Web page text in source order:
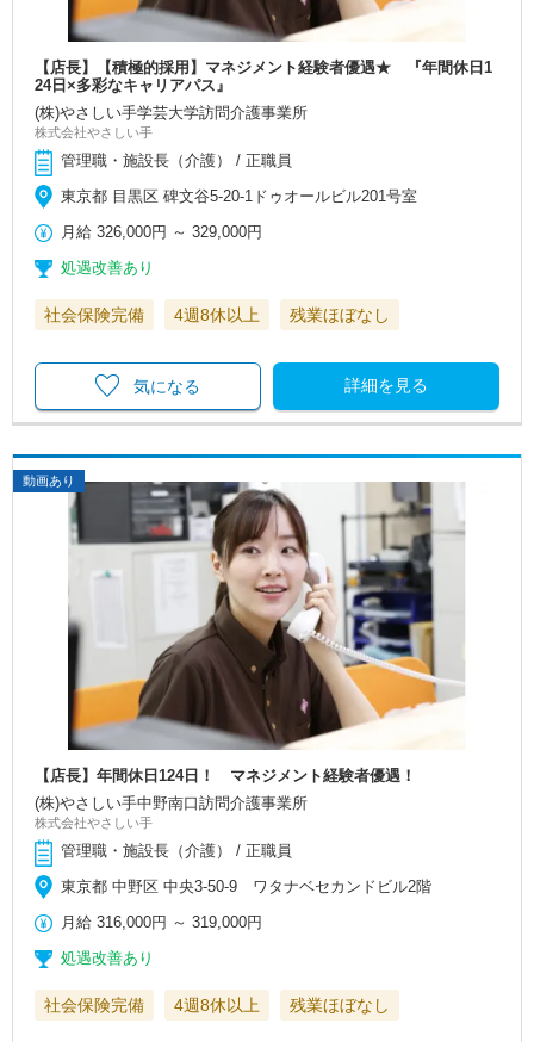
【店長】【積極的採用】マネジメント経験者優遇★ 『年間休日1
24日×多彩なキャリアパス』
(株)やさしい手学芸大学訪問介護事業所
株式会社やさしい手
管理職・施設長（介護） / 正職員
東京都 目黒区 碑文谷5-20-1ドゥオールビル201号室
月給 326,000円 ～329,000円
処遇改善あり
社会保険完備 4週8休以上 残業ほぼなし
詳細を見る
気になる
動画あり
【店長】年間休日124日！ マネジメント経験者優遇！
(株)やさしい手中野南口訪問介護事業所
株式会社やさしい手
管理職・施設長（介護） / 正職員
東京都 中野区 中央3-50-9 ワタナベセカンドビル2階
月給 316,000円 ～319,000円
処遇改善あり
社会保険完備 4週8休以上 残業ほぼなし